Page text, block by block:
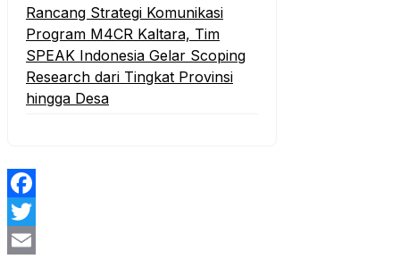
Rancang Strategi Komunikasi
Program M4CR Kaltara, Tim
SPEAK Indonesia Gelar Scoping
Research dari Tingkat Provinsi
hingga Desa
Facebook
Twitter